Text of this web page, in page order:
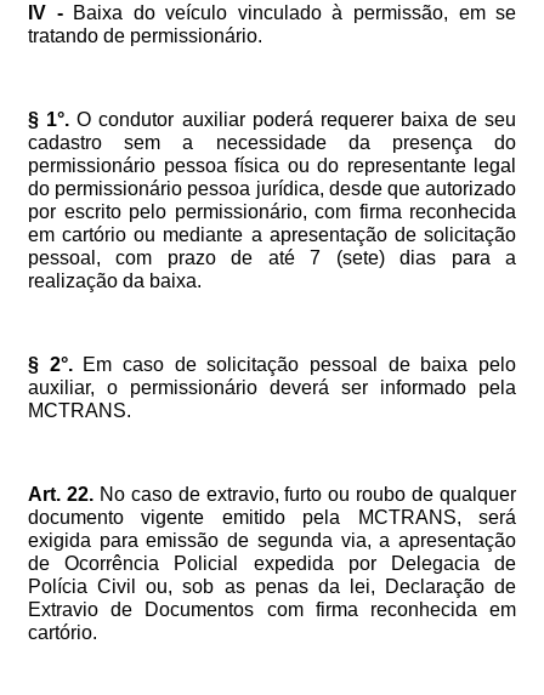
IV - Baixa do veículo vinculado à permissão, em se
tratando de permissionário.
§ 1°. O condutor auxiliar poderá requerer baixa de seu
cadastro
sem a necessidade da presença
do
permissionário pessoa física ou do representante
legal
do permissionário pessoa jurídica, desde que autorizado
por escrito pelo permissionário, com firma reconhecida
em cartório ou mediante a apresentação de solicitação
pessoal,
com prazo de até 7 (sete) dias para
a
realização da baixa.
§ 2°. Em caso de solicitação pessoal de baixa
pelo
auxiliar,
o permissionário deverá ser informado
pela
MCTRANS.
Art. 22. No caso de extravio, furto ou roubo de qualquer
documento
vigente emitido pela MCTRANS,
será
exigida para emissão de segunda via, a apresentação
de
Ocorrência Policial expedida por Delegacia
de
Polícia Civil ou, sob as penas da lei, Declaração de
Extravio de Documentos com firma reconhecida
em
cartório.